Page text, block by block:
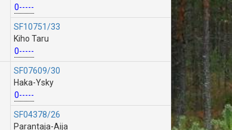
0-----
SF10751/33
Kiho Taru
0-----
SF07609/30
Haka-Ysky
0-----
SF04378/26
Parantaja-Aija